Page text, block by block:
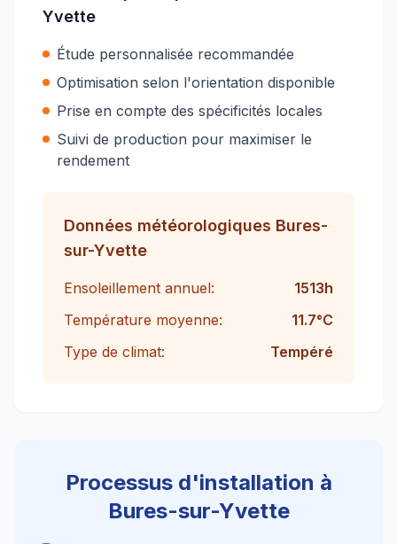
Yvette
Étude personnalisée recommandée
Optimisation selon l'orientation disponible
Prise en compte des spécificités locales
Suivi de production pour maximiser le
rendement
Données météorologiques Bures-
sur-Yvette
Ensoleillement annuel: 1513h
Température moyenne:
11.7°C
Type de climat:
Tempéré
Processus d'installation à
Bures-sur-Yvette